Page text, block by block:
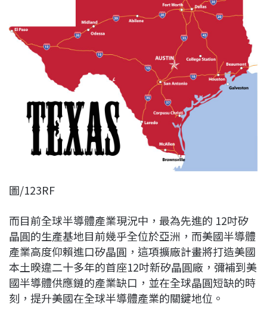
圖/123RF
而目前全球半導體產業現況中，最為先進的 12吋矽
晶圓的生產基地目前幾乎全位於亞洲，而美國半導體
產業高度仰賴進口矽晶圓，這項擴廠計畫將打造美國
本土暌違二十多年的首座12吋新矽晶圓廠，彌補到美
國半導體供應鏈的產業缺口，並在全球晶圓短缺的時
刻，提升美國在全球半導體產業的關鍵地位。